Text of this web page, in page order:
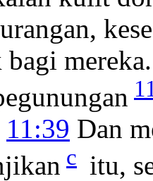
11:39 Dan
c itu,